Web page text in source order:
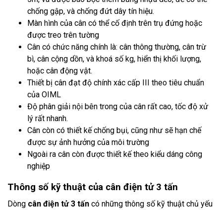
chống gập, và chống đứt dây tín hiệu.
Màn hình của cân có thể cố định trên trụ đứng hoặc
được treo trên tường
Cân có chức năng chính là: cân thông thường, cân trừ
bì, cân cộng dồn, và khoá số kg, hiển thị khối lượng,
hoặc cân động vật.
Thiết bị cân đạt độ chính xác cấp III theo tiêu chuẩn
của OIML
Độ phân giải nội bên trong của cân rất cao, tốc độ xử
lý rất nhanh.
Cân còn có thiết kế chống bụi, cũng như sẽ hạn chế
được sự ảnh hưởng của môi trường
Ngoài ra cân còn được thiết kế theo kiểu dáng công
nghiệp
Thông số kỹ thuật của cân điện tử 3 tấn
Dòng cân điện tử 3 tấn có những thông số kỹ thuật chủ yếu